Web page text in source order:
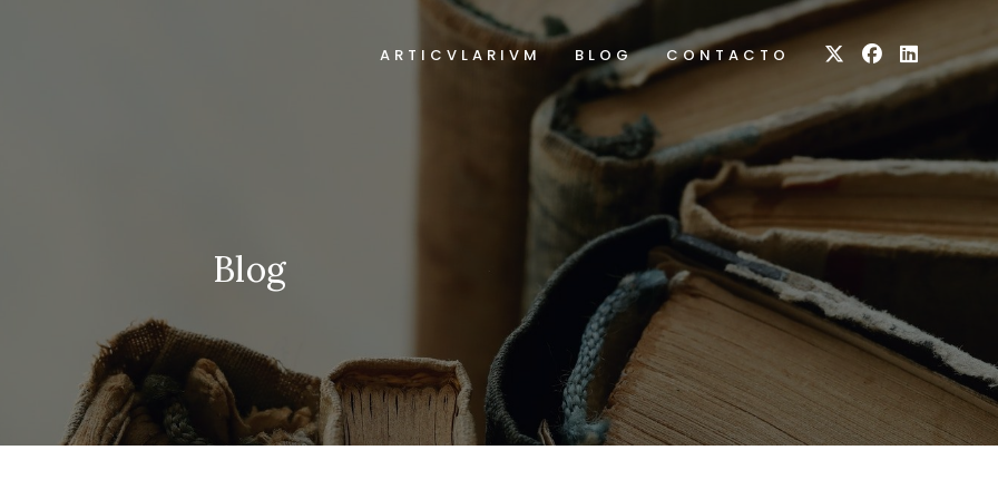
ARTICVLARIVM BLOG CONTACTO
Blog